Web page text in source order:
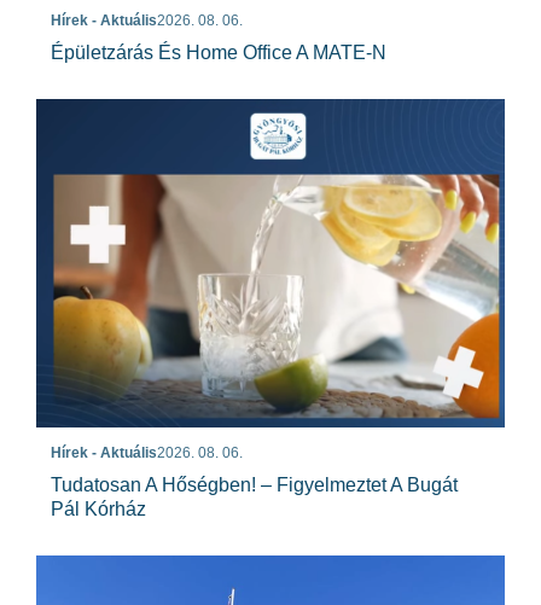
Hírek - Aktuális2026. 08. 06.
Épületzárás És Home Office A MATE-N
Hírek - Aktuális2026. 08. 06.
Tudatosan A Hőségben! – Figyelmeztet A Bugát
Pál Kórház